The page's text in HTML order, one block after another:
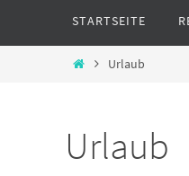
springen
STARTSEITE
StartUrlaub
Urlaub